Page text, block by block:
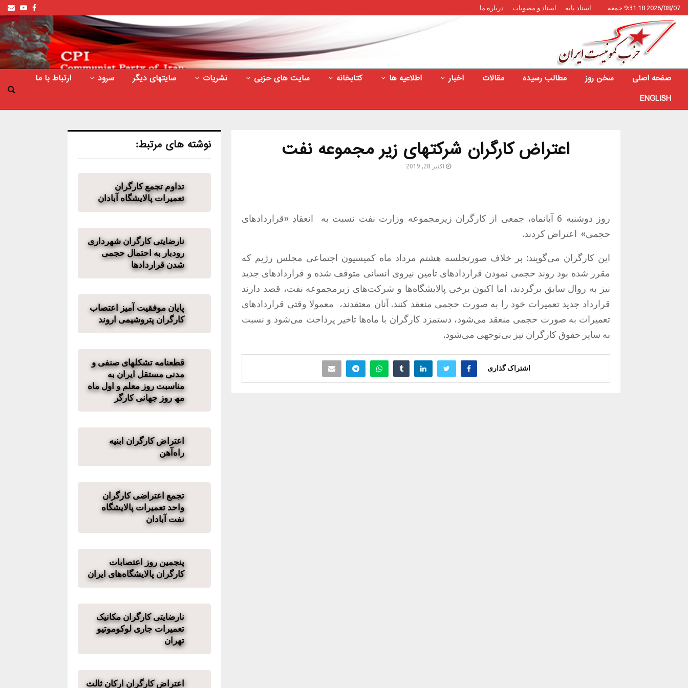
2026/08/07 9:31:18 جمعه اسناد پایه اسناد و مصوبات درباره ما Facebook
صفحه اصلی سخن روز مطالب رسیده مقالات اخبار اطلاعیه ها کتابخانه سایت های حزبی نشریات سایتهای دیگر سرود
ارتباط با ما
ENGLISH
اعتراض کارگران شرکتهای زیر مجموعه نفت
اکتبر 28, 2019
روز دوشنبه 6 آبانماه، جمعی از کارگران زیرمجموعه وزارت نفت نسبت به انعقادِ «قراردادهای
حجمی» اعتراض کردند.
این کارگران می‌گویند: بر خلاف صورتجلسه هشتم مرداد ماه کمیسیون اجتماعی مجلس رژیم که
مقرر شده بود روند حجمی نمودن قراردادهای تامین نیروی انسانی متوقف شده و قراردادهای جدید
نیز به روال سابق برگردند، اما اکنون برخی پالایشگاه‌ها و شرکت‌های زیرمجموعه نفت، قصد دارند
قرارداد جدید تعمیرات خود را به صورت حجمی منعقد کنند. آنان معتقدند، معمولا وقتی قراردادهای
تعمیرات به صورت حجمی منعقد می‌شود، دستمزد کارگران با ماه‌ها تاخیر پرداخت می‌شود و نسبت
به سایر حقوق کارگران نیز بی‌توجهی می‌شود.
اشتراک گذاری
نوشته های مرتبط:
تداوم تجمع کارگران
تعمیرات پالایشگاه آبادان
نارضایتی کارگران شهرداری
رودبار به احتمال حجمی
شدن قراردادها
پایان موفقیت آمیز اعتصاب
کارگران پتروشیمی اروند
قطعنامه تشکلھای صنفی و
مدنی مستقل ایران به
مناسبت روز معلم و اول ماه
مھ روز جھانی کارگر
اعتراض کارگران ابنیه
راه‌آهن
تجمع اعتراضی کارگران
واحد تعمیرات پالایشگاه
نفت آبادان
پنجمین روز اعتصابات
کارگران پالایشگاه‌های ایران
نارضایتی کارگران مکانیک
تعمیرات جاری لوکوموتیو
تهران
اعتراض کارگران ارکان ثالث